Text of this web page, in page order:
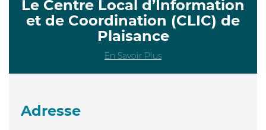
Le Centre Local d’Information
et de Coordination (CLIC) de
Plaisance
En Savoir Plus
Adresse